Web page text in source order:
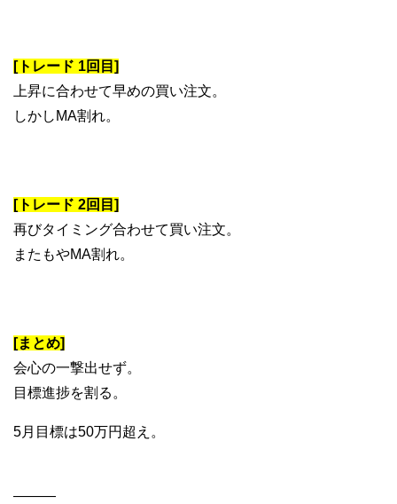
[トレード 1回目]
上昇に合わせて早めの買い注文。
しかしMA割れ。
[トレード 2回目]
再びタイミング合わせて買い注文。
またもやMA割れ。
[まとめ]
会心の一撃出せず。
目標進捗を割る。
5月目標は50万円超え。
———